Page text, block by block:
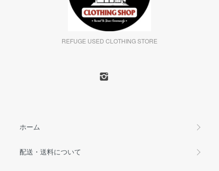
REFUGE USED CLOTHING STORE
ホーム
配送・送料について